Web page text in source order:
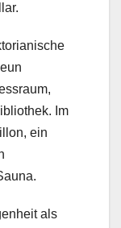
Im
ein
als